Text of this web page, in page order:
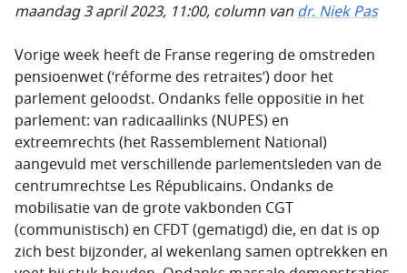
maandag 3 april 2023, 11:00, column vandr. Niek Pas
Vorige week heeft de Franse regering de omstreden
pensioenwet (‘réforme des retraites’) door het
parlement geloodst. Ondanks felle oppositie in het
parlement: van radicaallinks (NUPES) en
extreemrechts (het Rassemblement National)
aangevuld met verschillende parlementsleden van de
centrumrechtse Les Républicains. Ondanks de
mobilisatie van de grote vakbonden CGT
(communistisch) en CFDT (gematigd) die, en dat is op
zich best bijzonder, al wekenlang samen optrekken en